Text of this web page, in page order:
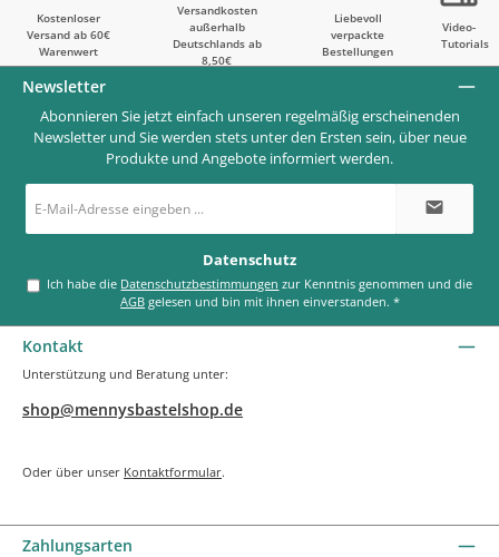
Kostenloser
Versand ab 60€
Warenwert
Versandkosten
außerhalb
Deutschlands ab
8,50€
Liebevoll
verpackte
Bestellungen
Video-
Tutorials
Newsletter
Abonnieren Sie jetzt einfach unseren regelmäßig erscheinenden
Newsletter und Sie werden stets unter den Ersten sein, über neue
Produkte und Angebote informiert werden.
E-
Mail-
*
Datenschutz
Ich habe die Datenschutzbestimmungen
AGB gelesen und bin mit ihnen einverstanden.*
Kontakt
Unterstützung und Beratung unter:
shop@mennysbastelshop.de
Oder über unser Kontaktformular.
Zahlungsarten